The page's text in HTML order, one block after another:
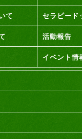
て セラピード
活動報告
イベント情